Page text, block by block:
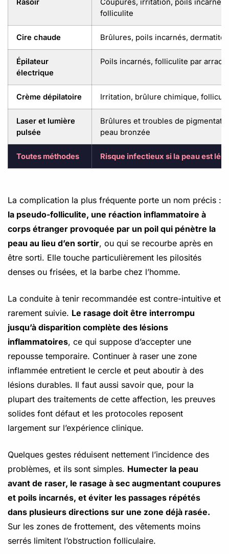
Rasoir
Coupures, irritation, poils
folliculite
Cire chaude Brûlures, poils incarnés, dermatite
Épilateur
électrique
Poils incarnés, folliculite par
Crème dépilatoire Irritation, brûlure chimique,
Laser et lumière
pulsée
Brûlures et troubles de
peau bronzée
Toutes méthodes Risque infectieux si la peau est
La complication la plus fréquente porte un nom précis :
la pseudo-folliculite, une réaction inflammatoire à
corps étranger provoquée par un poil qui pénètre la
peau au lieu d’en sortir, ou qui se recourbe après en
être sorti. Elle touche particulièrement les pilosités
denses ou frisées, et la barbe chez l’homme.
La conduite à tenir recommandée est contre-intuitive et
rarement suivie. Le rasage doit être interrompu
jusqu’à disparition complète des lésions
inflammatoires, ce qui suppose d’accepter une
repousse temporaire. Continuer à raser une zone
inflammée entretient le cercle et peut aboutir à des
lésions durables. Il faut aussi savoir que, pour la
plupart des traitements de cette affection, les preuves
solides font défaut et les protocoles reposent
largement sur l’expérience clinique.
Quelques gestes réduisent nettement l’incidence des
problèmes, et ils sont simples. Humecter la peau
avant de raser, le rasage à sec augmentant coupures
et poils incarnés, et éviter les passages répétés
dans plusieurs directions sur une zone déjà rasée.
Sur les zones de frottement, des vêtements moins
serrés limitent l’obstruction folliculaire.